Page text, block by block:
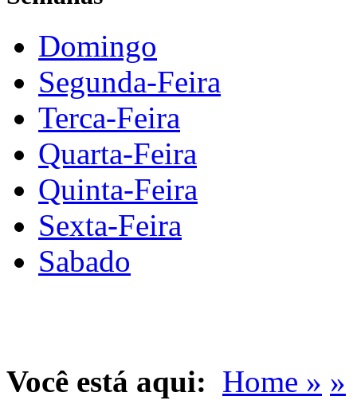
Domingo
Segunda-Feira
Terca-Feira
Quarta-Feira
Quinta-Feira
Sexta-Feira
Sabado
Você está aqui: Home » »